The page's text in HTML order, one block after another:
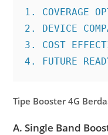
1. COVERAGE
2. DEVICE
3. COST
4. FUTURE
Tipe Booster 4G
A. Single Band